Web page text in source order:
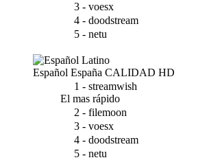
3 - voesx
4 - doodstream
5 - netu
Español España CALIDAD HD
1 - streamwish
El mas rápido
2 - filemoon
3 - voesx
4 - doodstream
5 - netu